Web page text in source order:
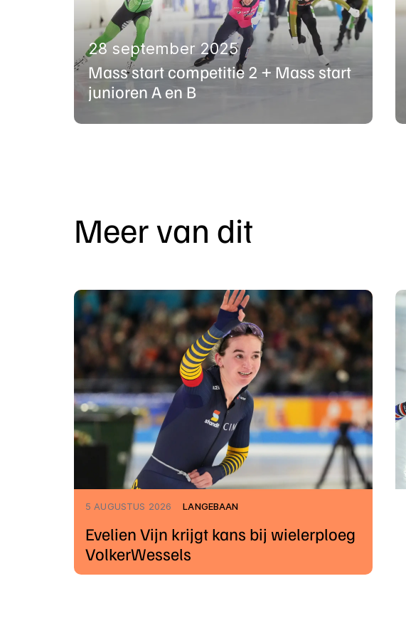
28 september 2025
Mass start competitie 2 + Mass start
junioren A en B
Meer van dit
5 AUGUSTUS 2026 LANGEBAAN
Evelien Vijn krijgt kans bij wielerploeg
VolkerWessels